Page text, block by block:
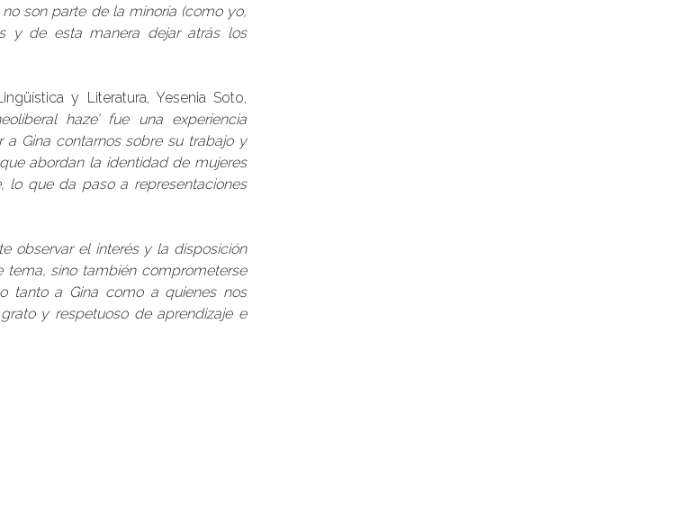
son parte de la minoría (como yo,
y de esta manera dejar atrás los
y Literatura, Yesenia Soto,
haze’ fue una experiencia
Gina contarnos sobre su trabajo y
abordan la identidad de mujeres
lo que da paso a representaciones
observar el interés y la disposición
tema, sino también comprometerse
tanto a Gina como a quienes nos
y respetuoso de aprendizaje e